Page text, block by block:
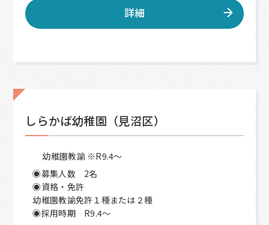
詳細
しらかば幼稚園（見沼区）
幼稚園教諭 ※R9.4〜
◉募集人数 2名
◉資格・免許
幼稚園教諭免許１種または２種
◉採用時期 R9.4〜